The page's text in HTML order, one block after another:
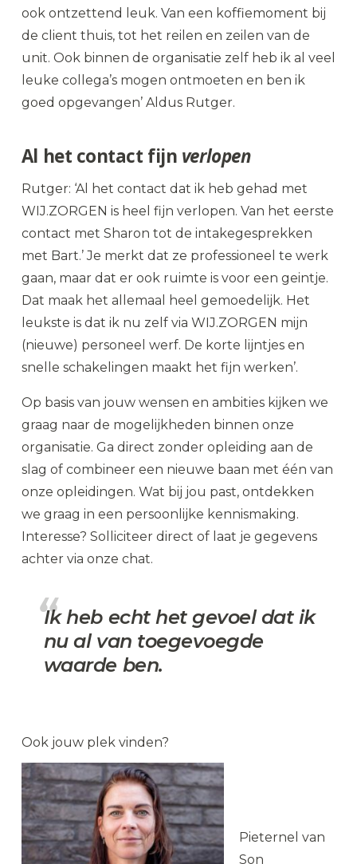
ook ontzettend leuk. Van een koffiemoment bij
de client thuis, tot het reilen en zeilen van de
unit. Ook binnen de organisatie zelf heb ik al veel
leuke collega’s mogen ontmoeten en ben ik
goed opgevangen’ Aldus Rutger.
Al het contact fijn verlopen
Rutger: ‘Al het contact dat ik heb gehad met
WIJ.ZORGEN is heel fijn verlopen. Van het eerste
contact met Sharon tot de intakegesprekken
met Bart.’ Je merkt dat ze professioneel te werk
gaan, maar dat er ook ruimte is voor een geintje.
Dat maak het allemaal heel gemoedelijk. Het
leukste is dat ik nu zelf via WIJ.ZORGEN mijn
(nieuwe) personeel werf. De korte lijntjes en
snelle schakelingen maakt het fijn werken’.
Op basis van jouw wensen en ambities kijken we
graag naar de mogelijkheden binnen onze
organisatie. Ga direct zonder opleiding aan de
slag of combineer een nieuwe baan met één van
onze opleidingen. Wat bij jou past, ontdekken
we graag in een persoonlijke kennismaking.
Interesse? Solliciteer direct of laat je gegevens
achter via onze chat.
Ik heb echt het gevoel dat ik
nu al van toegevoegde
waarde ben.
Ook jouw plek vinden?
Pieternel van
Son